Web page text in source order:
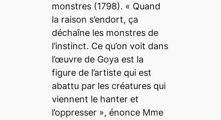
monstres(1798). « Quand
la raison s’endort, ça
déchaîne les monstres de
l’instinct. Ce qu’on voit dans
l’œuvre de Goya est la
figure de l’artiste qui est
abattu par les créatures qui
viennent le hanter et
l’oppresser », énonce Mme